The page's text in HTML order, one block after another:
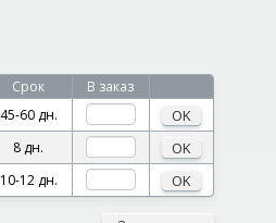
Срок
В заказ
45-60 дн. OK
8 дн. OK
10-12 дн. OK